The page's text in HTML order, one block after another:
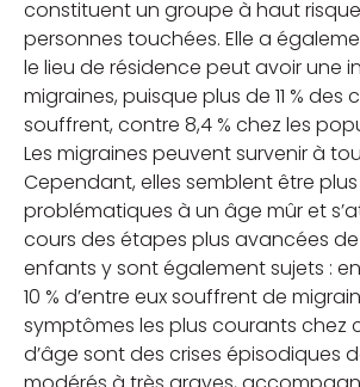
constituent un groupe à haut
personnes touchées. Elle a
le lieu de résidence peut avoir une
migraines, puisque plus de 11 % des
souffrent, contre 8,4 % chez les
Les migraines peuvent survenir à
Cependant, elles semblent être plus
problématiques à un âge mûr et
cours des étapes plus avancées de
enfants y sont également sujets :
10 % d’entre eux souffrent de
symptômes les plus courants chez
d’âge sont des crises épisodiques